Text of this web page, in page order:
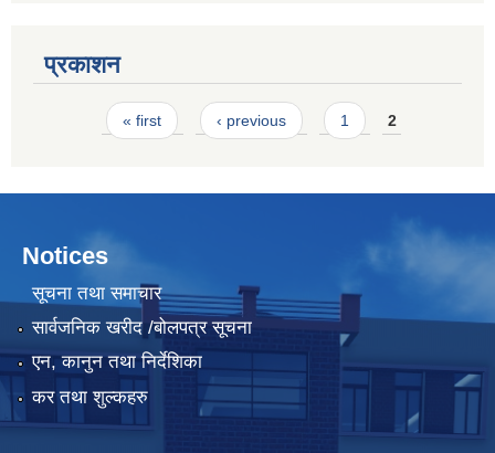
प्रकाशन
Pages« first ‹ previous 1 2
Notices
सूचना तथा समाचार
सार्वजनिक खरीद /बोलपत्र सूचना
एन, कानुन तथा निर्देशिका
कर तथा शुल्कहरु